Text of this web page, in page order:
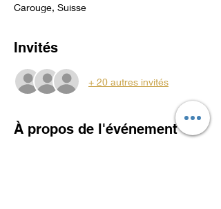
Carouge, Suisse
Invités
+ 20 autres invités
À propos de l'événement